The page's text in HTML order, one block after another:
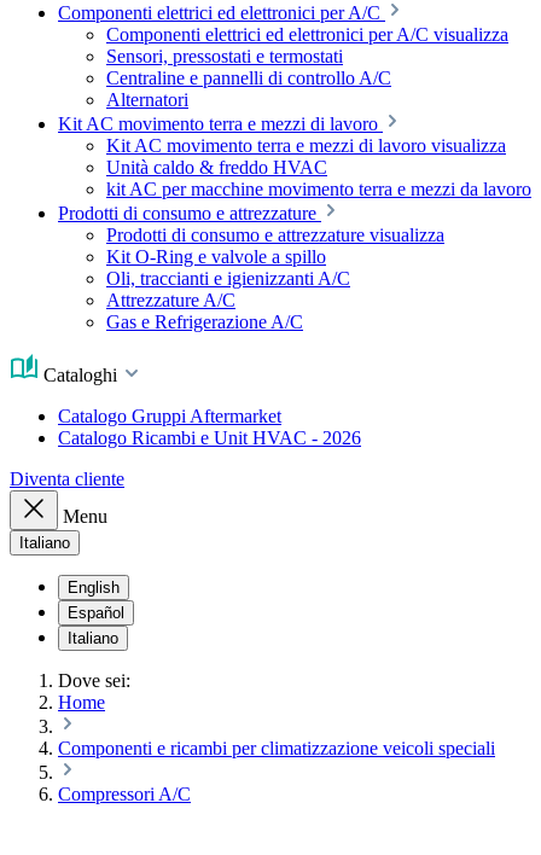
Componenti elettrici ed elettronici per A/C
Componenti elettrici ed elettronici per A/C visualizza
Sensori, pressostati e termostati
Centraline e pannelli di controllo A/C
Alternatori
Kit AC movimento terra e mezzi di lavoro
Kit AC movimento terra e mezzi di lavoro visualizza
Unità caldo & freddo HVAC
kit AC per macchine movimento terra e mezzi da lavoro
Prodotti di consumo e attrezzature
Prodotti di consumo e attrezzature visualizza
Kit O-Ring e valvole a spillo
Oli, traccianti e igienizzanti A/C
Attrezzature A/C
Gas e Refrigerazione A/C
Cataloghi
Catalogo Gruppi Aftermarket
Catalogo Ricambi e Unit HVAC - 2026
Diventa cliente
Menu
Italiano
English
Español
Italiano
Dove sei:
Home
Componenti e ricambi per climatizzazione veicoli speciali
Compressori A/C